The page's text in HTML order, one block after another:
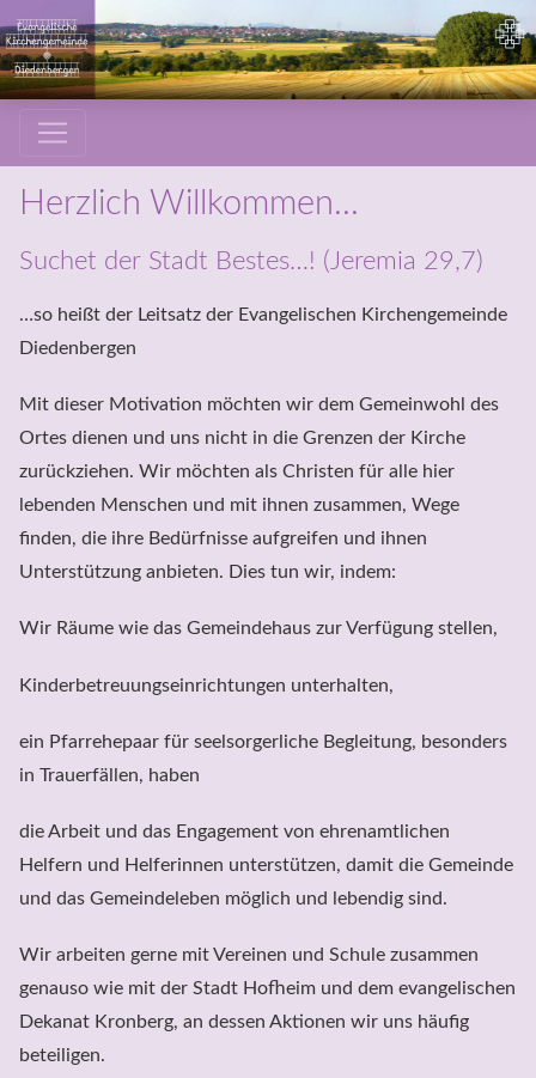
Herzlich Willkommen...
Suchet der Stadt Bestes…! (Jeremia 29,7)
…so heißt der Leitsatz der Evangelischen Kirchengemeinde
Diedenbergen
Mit dieser Motivation möchten wir dem Gemeinwohl des
Ortes dienen und uns nicht in die Grenzen der Kirche
zurückziehen. Wir möchten als Christen für alle hier
lebenden Menschen und mit ihnen zusammen, Wege
finden, die ihre Bedürfnisse aufgreifen und ihnen
Unterstützung anbieten. Dies tun wir, indem:
Wir Räume wie das Gemeindehaus zur Verfügung stellen,
Kinderbetreuungseinrichtungen unterhalten,
ein Pfarrehepaar für seelsorgerliche Begleitung, besonders
in Trauerfällen, haben
die Arbeit und das Engagement von ehrenamtlichen
Helfern und Helferinnen unterstützen, damit die Gemeinde
und das Gemeindeleben möglich und lebendig sind.
Wir arbeiten gerne mit Vereinen und Schule zusammen
genauso wie mit der Stadt Hofheim und dem evangelischen
Dekanat Kronberg, an dessen Aktionen wir uns häufig
beteiligen.